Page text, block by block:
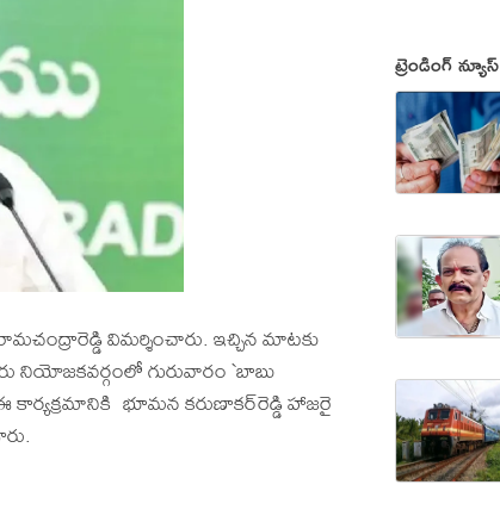
విమ‌ర్శించారు. ఇచ్చిన మాటకు
నియోజకవర్గంలో గురువారం `బాబు
ఈ కార్య‌క్ర‌మానికి భూమ‌న క‌రుణాక‌ర్‌రెడ్డి హాజ‌రై
ట్రెండింగ్ న్యూస్